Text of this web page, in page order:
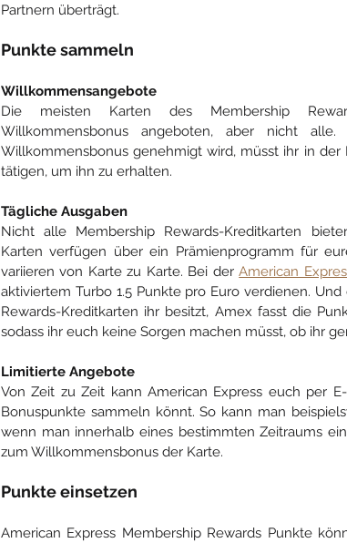
Partnern überträgt.
Punkte sammeln
Willkommensangebote
Die meisten Karten des Membership
Willkommensbonus angeboten, aber nicht
Willkommensbonus genehmigt wird, müsst ihr in
tätigen, um ihn zu erhalten.
Tägliche Ausgaben
Nicht alle Membership Rewards-Kreditkarten
Karten verfügen über ein Prämienprogramm für
variieren von Karte zu Karte. Bei der American
aktiviertem Turbo 1.5 Punkte pro Euro verdienen.
Rewards-Kreditkarten ihr besitzt, Amex fasst die
sodass ihr euch keine Sorgen machen müsst, ob ihr
Limitierte Angebote
Von Zeit zu Zeit kann American Express euch per
Bonuspunkte sammeln könnt. So kann man
wenn man innerhalb eines bestimmten Zeitraums
zum Willkommensbonus der Karte.
Punkte einsetzen
American Express Membership Rewards Punkte